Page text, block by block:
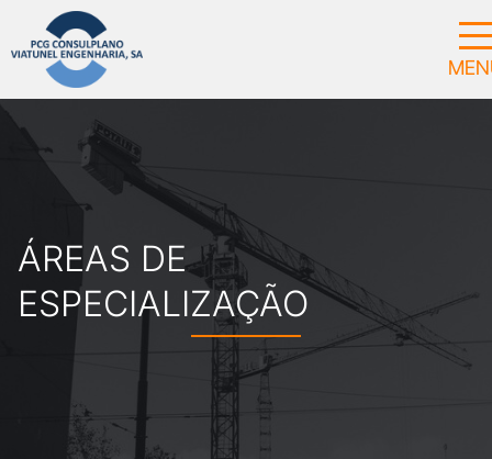
ÁREAS DE
ESPECIALIZAÇÃO